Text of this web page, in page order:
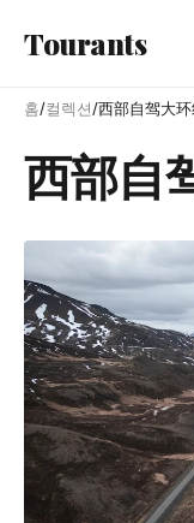
Tourants
홈/컬렉션/西部自驾大
西部自